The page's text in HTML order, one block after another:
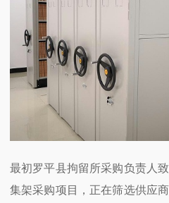
最初罗平县拘留所采购负责人
集架采购项目，正在筛选供应